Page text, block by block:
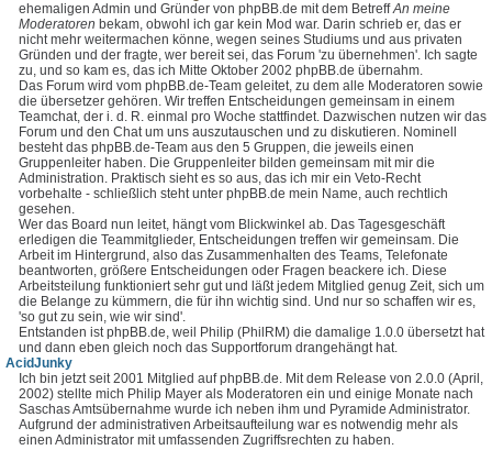
ehemaligen Admin und Gründer von phpBB.de mit dem BetreffAn meine
Moderatoren bekam, obwohl ich gar kein Mod war. Darin schrieb er, das er
nicht mehr weitermachen könne, wegen seines Studiums und aus privaten
Gründen und der fragte, wer bereit sei, das Forum 'zu übernehmen'. Ich sagte
zu, und so kam es, das ich Mitte Oktober 2002 phpBB.de übernahm.
Das Forum wird vom phpBB.de-Team geleitet, zu dem alle Moderatoren sowie
die übersetzer gehören. Wir treffen Entscheidungen gemeinsam in einem
Teamchat, der i. d. R. einmal pro Woche stattfindet. Dazwischen nutzen wir das
Forum und den Chat um uns auszutauschen und zu diskutieren. Nominell
besteht das phpBB.de-Team aus den 5 Gruppen, die jeweils einen
Gruppenleiter haben. Die Gruppenleiter bilden gemeinsam mit mir die
Administration. Praktisch sieht es so aus, das ich mir ein Veto-Recht
vorbehalte - schließlich steht unter phpBB.de mein Name, auch rechtlich
gesehen.
Wer das Board nun leitet, hängt vom Blickwinkel ab. Das Tagesgeschäft
erledigen die Teammitglieder, Entscheidungen treffen wir gemeinsam. Die
Arbeit im Hintergrund, also das Zusammenhalten des Teams, Telefonate
beantworten, größere Entscheidungen oder Fragen beackere ich. Diese
Arbeitsteilung funktioniert sehr gut und läßt jedem Mitglied genug Zeit, sich um
die Belange zu kümmern, die für ihn wichtig sind. Und nur so schaffen wir es,
'so gut zu sein, wie wir sind'.
Entstanden ist phpBB.de, weil Philip (PhilRM) die damalige 1.0.0 übersetzt hat
und dann eben gleich noch das Supportforum drangehängt hat.
AcidJunky
Ich bin jetzt seit 2001 Mitglied auf phpBB.de. Mit dem Release von 2.0.0 (April,
2002) stellte mich Philip Mayer als Moderatoren ein und einige Monate nach
Saschas Amtsübernahme wurde ich neben ihm und Pyramide Administrator.
Aufgrund der administrativen Arbeitsaufteilung war es notwendig mehr als
einen Administrator mit umfassenden Zugriffsrechten zu haben.